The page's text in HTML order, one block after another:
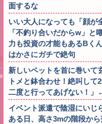
面するな
いい大人になっても「顔が
「不釣り合いだからw」と
力も投資の才能もあるBく
はかさにガチで絶句
新しいペットを首に巻い
トメと鉢合わせ！絶叫して
二度と行ってあげない！
イベント派遣で陰湿にいじ
ある日、高さ3mの階段か